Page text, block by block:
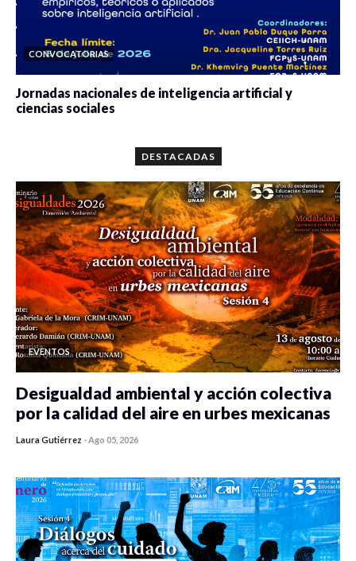
CONVOCATORIAS
Jornadas nacionales de inteligencia artificial y
ciencias sociales
DESTACADAS
EVENTOS
Desigualdad ambiental y acción colectiva
por la calidad del aire en urbes mexicanas
Laura Gutiérrez -Ago 05, 2026